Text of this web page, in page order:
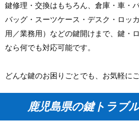
鍵修理・交換はもちろん、倉庫・車・
バッグ・スーツケース・デスク・ロッ
用／業務用）などの鍵開けまで、鍵・
なら何でも対応可能です。
どんな鍵のお困りごとでも、お気軽に
鹿児島県の鍵トラブ